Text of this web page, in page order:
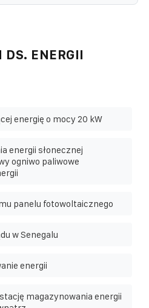
DS. ENERGII
energię o mocy 20 kW
energii słonecznej
ogniwo paliwowe
panelu fotowoltaicznego
w Senegalu
energii
magazynowania energii